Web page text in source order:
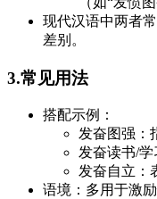
现代汉语中两者
差别。
3.常见用法
搭配示例：
发奋图强：
发奋读书/学
发奋自立：
语境：多用于激